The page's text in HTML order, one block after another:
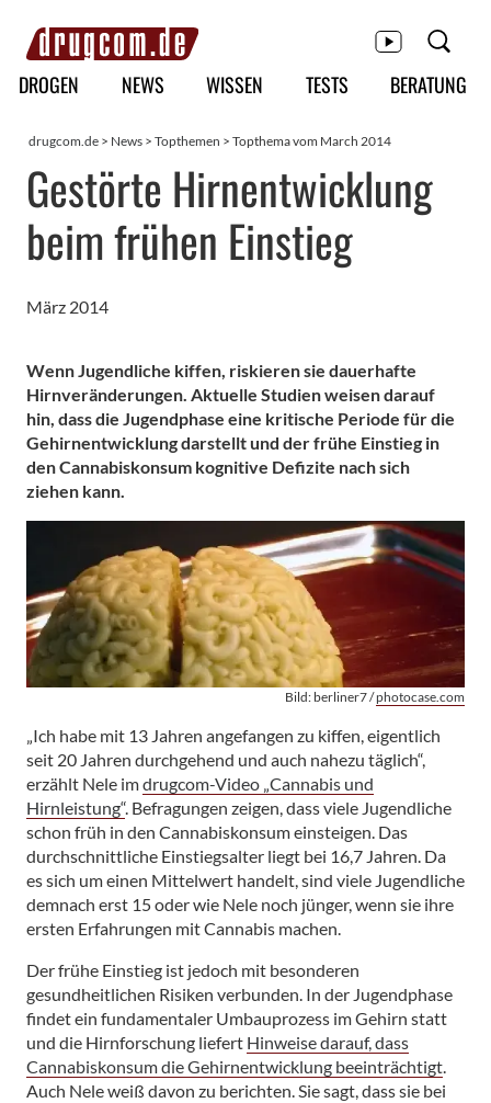
Hauptmenü
DROGEN NEWS WISSEN TESTS BERATUNG
drugcom.de > News > Topthemen > Topthema vom March 2014
Gestörte Hirnentwicklung
beim frühen Einstieg
März 2014
Wenn Jugendliche kiffen, riskieren sie dauerhafte
Hirnveränderungen. Aktuelle Studien weisen darauf
hin, dass die Jugendphase eine kritische Periode für die
Gehirnentwicklung darstellt und der frühe Einstieg in
den Cannabiskonsum kognitive Defizite nach sich
ziehen kann.
Bild: berliner7 /photocase.com
„Ich habe mit 13 Jahren angefangen zu kiffen, eigentlich
seit 20 Jahren durchgehend und auch nahezu täglich“,
erzählt Nele imdrugcom-Video „Cannabis und
Hirnleistung“. Befragungen zeigen, dass viele Jugendliche
schon früh in den Cannabiskonsum einsteigen. Das
durchschnittliche Einstiegsalter liegt bei 16,7 Jahren. Da
es sich um einen Mittelwert handelt, sind viele Jugendliche
demnach erst 15 oder wie Nele noch jünger, wenn sie ihre
ersten Erfahrungen mit Cannabis machen.
Der frühe Einstieg ist jedoch mit besonderen
gesundheitlichen Risiken verbunden. In der Jugendphase
findet ein fundamentaler Umbauprozess im Gehirn statt
und die Hirnforschung liefert Hinweise darauf, dass
Cannabiskonsum die Gehirnentwicklung beeinträchtigt.
Auch Nele weiß davon zu berichten. Sie sagt, dass sie bei